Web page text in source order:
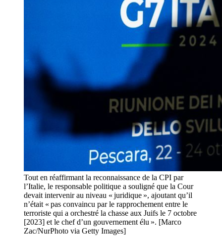
Tout en réaffirmant la reconnaissance de la CPI par
l’Italie, le responsable politique a souligné que la Cour
devait intervenir au niveau « juridique », ajoutant qu’il
n’était « pas convaincu par le rapprochement entre le
terroriste qui a orchestré la chasse aux Juifs le 7 octobre
[2023] et le chef d’un gouvernement élu ». [Marco
Zac/NurPhoto via Getty Images]